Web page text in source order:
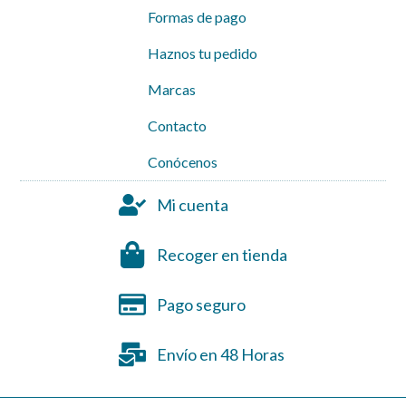
Formas de pago
Haznos tu pedido
Marcas
Contacto
Conócenos
Mi cuenta
Recoger en tienda
Pago seguro
Envío en 48 Horas